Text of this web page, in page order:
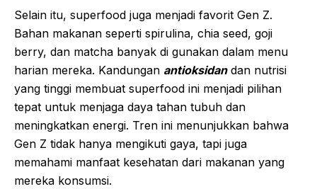
Selain itu, superfood juga menjadi favorit Gen Z.
Bahan makanan seperti spirulina, chia seed, goji
berry, dan matcha banyak di gunakan dalam menu
harian mereka. Kandungan antioksidandan nutrisi
yang tinggi membuat superfood ini menjadi pilihan
tepat untuk menjaga daya tahan tubuh dan
meningkatkan energi. Tren ini menunjukkan bahwa
Gen Z tidak hanya mengikuti gaya, tapi juga
memahami manfaat kesehatan dari makanan yang
mereka konsumsi.